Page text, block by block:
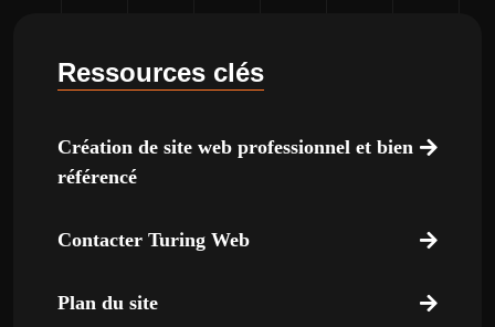
Ressources clés
Création de site web professionnel et bien
référencé
Contacter Turing Web
Plan du site